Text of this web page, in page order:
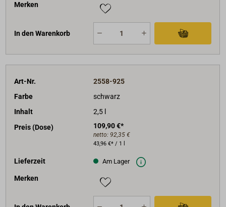
Merken
In den Warenkorb
Art-Nr.
2558-925
Farbe
schwarz
Inhalt
2,5 l
Preis (Dose)
109,90 €*
netto: 92,35 €
43,96 €* / 1 l
Lieferzeit Am Lager
Merken